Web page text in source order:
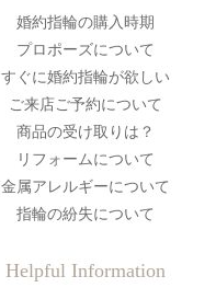
婚約指輪の購入時期
プロポーズについて
すぐに婚約指輪が欲しい
ご来店ご予約について
商品の受け取りは？
リフォームについて
金属アレルギーについて
指輪の紛失について
Helpful Information